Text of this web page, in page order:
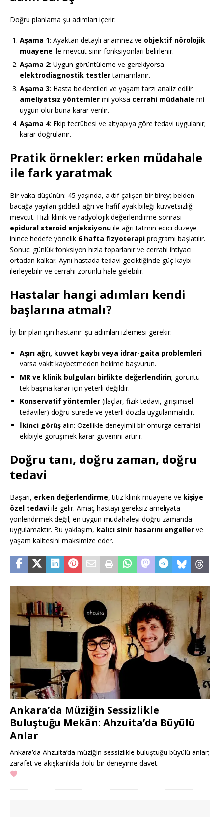
Doğru planlama şu adımları içerir:
Aşama 1: Ayaktan detaylı anamnez ve objektif nörolojik
muayene ile mevcut sinir fonksiyonları belirlenir.
Aşama 2: Uygun görüntüleme ve gerekiyorsa
elektrodiagnostik testlertamamlanır.
Aşama 3: Hasta beklentileri ve yaşam tarzı analiz edilir;
ameliyatsız yöntemler mi yoksa cerrahi müdahale mi
uygun olur buna karar verilir.
Aşama 4: Ekip tecrübesi ve altyapıya göre tedavi uygulanır;
karar doğrulanır.
Pratik örnekler: erken müdahale
ile fark yaratmak
Bir vaka düşünün: 45 yaşında, aktif çalışan bir birey; belden
bacağa yayılan şiddetli ağrı ve hafif ayak bileği kuvvetsizliği
mevcut. Hızlı klinik ve radyolojik değerlendirme sonrası
epidural steroid enjeksiyonu ile ağrı tatmin edici düzeye
inince hedefe yönelik 6 hafta fizyoterapi programı başlatılır.
Sonuç: günlük fonksiyon hızla toparlanır ve cerrahi ihtiyacı
ortadan kalkar. Aynı hastada tedavi geciktiğinde güç kaybı
ilerleyebilir ve cerrahi zorunlu hale gelebilir.
Hastalar hangi adımları kendi
başlarına atmalı?
İyi bir plan için hastanın şu adımları izlemesi gerekir:
Aşırı ağrı, kuvvet kaybı veya idrar-gaita problemleri
varsa vakit kaybetmeden hekime başvurun.
MR ve klinik bulguları birlikte değerlendirin; görüntü
tek başına karar için yeterli değildir.
Konservatif yöntemler (ilaçlar, fizik tedavi, girişimsel
tedaviler) doğru sürede ve yeterli dozda uygulanmalıdır.
İkinci görüş alın: Özellikle deneyimli bir omurga cerrahisi
ekibiyle görüşmek karar güvenini artırır.
Doğru tanı, doğru zaman, doğru
tedavi
Başarı, erken değerlendirme, titiz klinik muayene ve kişiye
özel tedavi ile gelir. Amaç hastayı gereksiz ameliyata
yönlendirmek değil; en uygun müdahaleyi doğru zamanda
uygulamaktır. Bu yaklaşım, kalıcı sinir hasarını engeller ve
yaşam kalitesini maksimize eder.
Ankara’da Müziğin Sessizlikle
Buluştuğu Mekân: Ahzuita’da Büyülü
Anlar
Ankara’da Ahzuita’da müziğin sessizlikle buluştuğu büyülü anlar;
zarafet ve akışkanlıkla dolu bir deneyime davet.